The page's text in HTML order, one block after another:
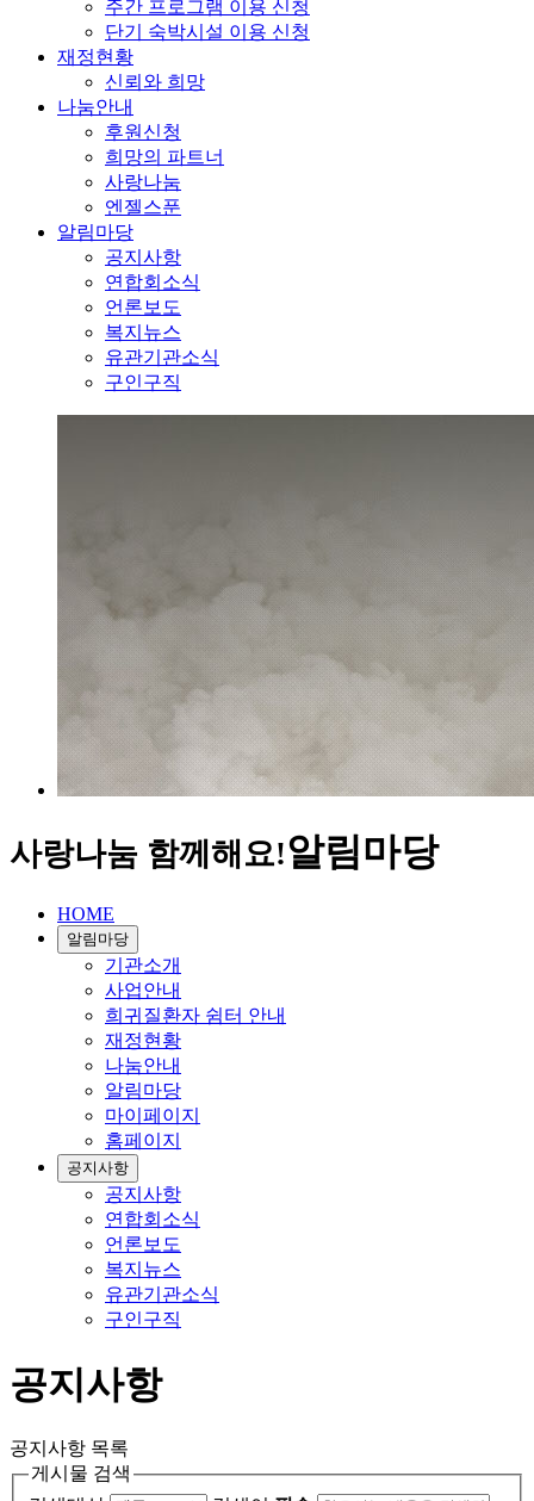
주간 프로그램 이용 신청
단기 숙박시설 이용 신청
재정현황
신뢰와 희망
나눔안내
후원신청
희망의 파트너
사랑나눔
엔젤스푼
알림마당
공지사항
연합회소식
언론보도
복지뉴스
유관기관소식
구인구직
사랑나눔 함께해요!알림마당
HOME
알림마당
기관소개
사업안내
희귀질환자 쉼터 안내
재정현황
나눔안내
알림마당
마이페이지
홈페이지
공지사항
공지사항
연합회소식
언론보도
복지뉴스
유관기관소식
구인구직
공지사항
공지사항 목록
게시물 검색